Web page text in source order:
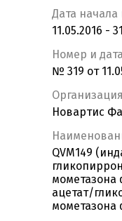
Дата
11.05.2016 -
Номер и
№ 319 от
Новартис
QVM149
мометазона
ацетат/
мометазона